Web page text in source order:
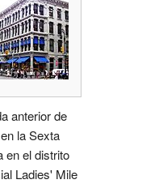
anterior de
la Sexta
en el distrito
Ladies' Mile